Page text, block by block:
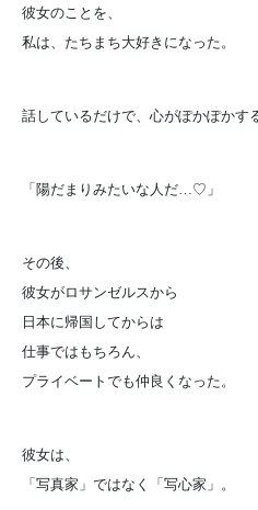
彼女のことを、
私は、たちまち大好きになった。
話しているだけで、心がぽかぽかす
「陽だまりみたいな人だ…♡」
その後、
彼女がロサンゼルスから
日本に帰国してからは
仕事ではもちろん、
プライベートでも仲良くなった。
彼女は、
「写真家」ではなく「写心家」。